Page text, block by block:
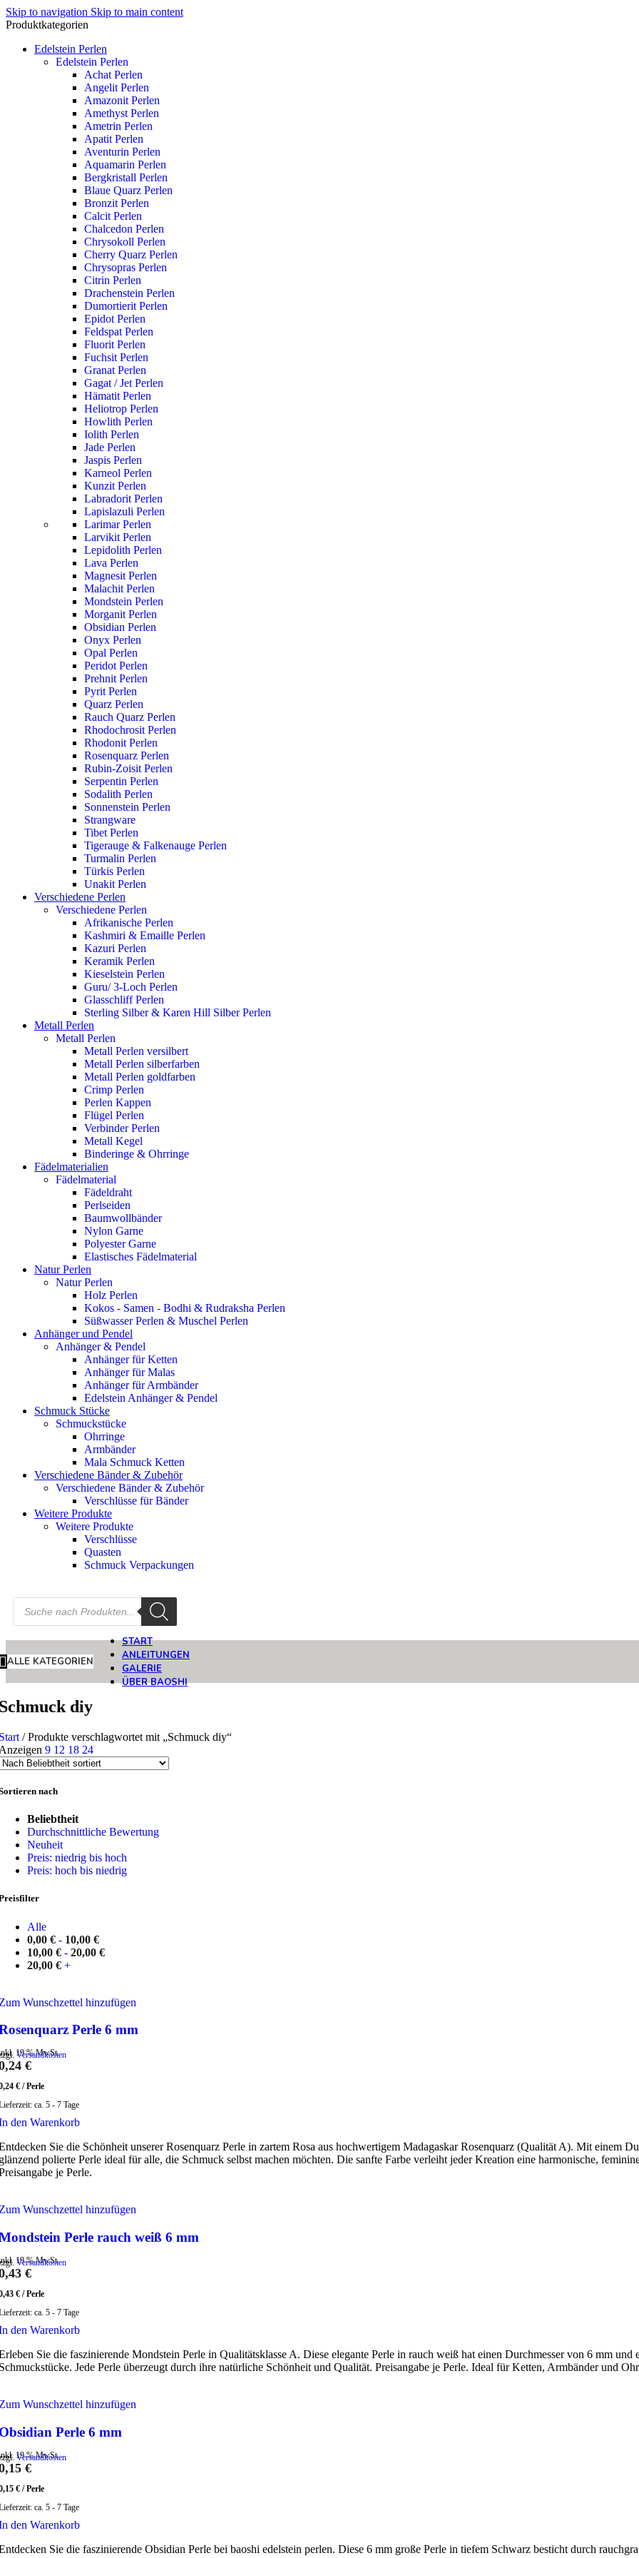
Skip to navigation Skip to main content
Produktkategorien
Edelstein Perlen
Edelstein Perlen
Achat Perlen
Angelit Perlen
Amazonit Perlen
Amethyst Perlen
Ametrin Perlen
Apatit Perlen
Aventurin Perlen
Aquamarin Perlen
Bergkristall Perlen
Blaue Quarz Perlen
Bronzit Perlen
Calcit Perlen
Chalcedon Perlen
Chrysokoll Perlen
Cherry Quarz Perlen
Chrysopras Perlen
Citrin Perlen
Drachenstein Perlen
Dumortierit Perlen
Epidot Perlen
Feldspat Perlen
Fluorit Perlen
Fuchsit Perlen
Granat Perlen
Gagat / Jet Perlen
Hämatit Perlen
Heliotrop Perlen
Howlith Perlen
Iolith Perlen
Jade Perlen
Jaspis Perlen
Karneol Perlen
Kunzit Perlen
Labradorit Perlen
Lapislazuli Perlen
Larimar Perlen
Larvikit Perlen
Lepidolith Perlen
Lava Perlen
Magnesit Perlen
Malachit Perlen
Mondstein Perlen
Morganit Perlen
Obsidian Perlen
Onyx Perlen
Opal Perlen
Peridot Perlen
Prehnit Perlen
Pyrit Perlen
Quarz Perlen
Rauch Quarz Perlen
Rhodochrosit Perlen
Rhodonit Perlen
Rosenquarz Perlen
Rubin-Zoisit Perlen
Serpentin Perlen
Sodalith Perlen
Sonnenstein Perlen
Strangware
Tibet Perlen
Tigerauge & Falkenauge Perlen
Turmalin Perlen
Türkis Perlen
Unakit Perlen
Verschiedene Perlen
Verschiedene Perlen
Afrikanische Perlen
Kashmiri & Emaille Perlen
Kazuri Perlen
Keramik Perlen
Kieselstein Perlen
Guru/ 3-Loch Perlen
Glasschliff Perlen
Sterling Silber & Karen Hill Silber Perlen
Metall Perlen
Metall Perlen
Metall Perlen versilbert
Metall Perlen silberfarben
Metall Perlen goldfarben
Crimp Perlen
Perlen Kappen
Flügel Perlen
Verbinder Perlen
Metall Kegel
Binderinge & Ohrringe
Fädelmaterialien
Fädelmaterial
Fädeldraht
Perlseiden
Baumwollbänder
Nylon Garne
Polyester Garne
Elastisches Fädelmaterial
Natur Perlen
Natur Perlen
Holz Perlen
Kokos - Samen - Bodhi & Rudraksha Perlen
Süßwasser Perlen & Muschel Perlen
Anhänger und Pendel
Anhänger & Pendel
Anhänger für Ketten
Anhänger für Malas
Anhänger für Armbänder
Edelstein Anhänger & Pendel
Schmuck Stücke
Schmuckstücke
Ohrringe
Armbänder
Mala Schmuck Ketten
Verschiedene Bänder & Zubehör
Verschiedene Bänder & Zubehör
Verschlüsse für Bänder
Weitere Produkte
Weitere Produkte
Verschlüsse
Quasten
Schmuck Verpackungen
Products
search
ALLE KATEGORIEN
START
ANLEITUNGEN
GALERIE
ÜBER BAOSHI
diy
/ Produkte verschlagwortet mit „Schmuck diy“
9 12 18 24
nach
Beliebtheit
Durchschnittliche Bewertung
Neuheit
Preis: niedrig bis hoch
Preis: hoch bis niedrig
Alle
0,00 € - 10,00 €
10,00 € - 20,00 €
20,00 € +
Wunschzettel hinzufügen
Perle 6 mm
19 % MwSt.
Versandkosten
€
€ /Perle
ca. 5 - 7 Tage
den Warenkorb
Sie die Schönheit unserer Rosenquarz Perle in zartem Rosa aus hochwertigem Madagaskar Rosenquarz (Qualität A). Mit einem
polierte Perle ideal für alle, die Schmuck selbst machen möchten. Die sanfte Farbe verleiht jeder Kreation eine harmonische,
je Perle.
Wunschzettel hinzufügen
Perle rauch weiß 6 mm
19 % MwSt.
Versandkosten
€
€ /Perle
ca. 5 - 7 Tage
den Warenkorb
Sie die faszinierende Mondstein Perle in Qualitätsklasse A. Diese elegante Perle in rauch weiß hat einen Durchmesser von 6 mm
Jede Perle überzeugt durch ihre natürliche Schönheit und Qualität. Preisangabe je Perle. Ideal für Ketten, Armbänder und
Wunschzettel hinzufügen
Perle 6 mm
19 % MwSt.
Versandkosten
€
€ /Perle
ca. 5 - 7 Tage
den Warenkorb
Sie die faszinierende Obsidian Perle bei baoshi edelstein perlen. Diese 6 mm große Perle in tiefem Schwarz besticht durch